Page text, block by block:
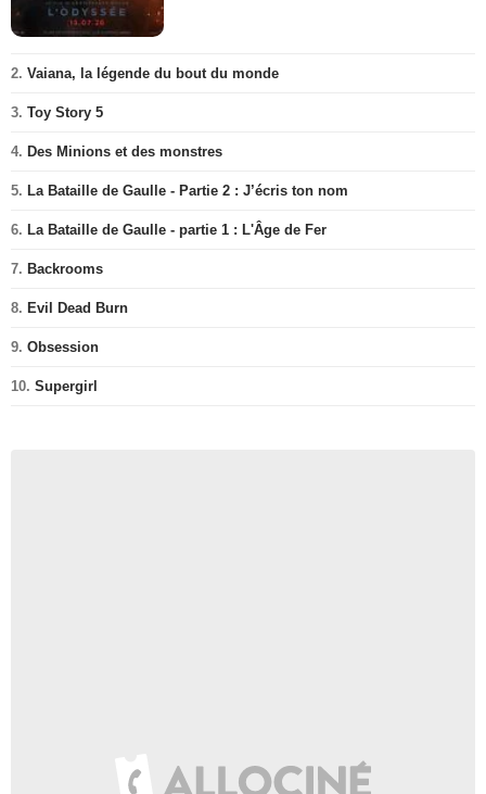
2. Vaiana, la légende du bout du monde
3. Toy Story 5
4. Des Minions et des monstres
5. La Bataille de Gaulle - Partie 2 : J’écris ton nom
6. La Bataille de Gaulle - partie 1 : L'Âge de Fer
7. Backrooms
8. Evil Dead Burn
9. Obsession
10. Supergirl